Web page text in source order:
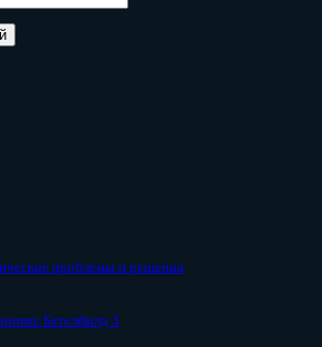
проблемы и решения
Бателфилд 3